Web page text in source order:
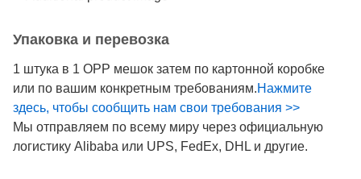
Упаковка и перевозка
1 штука в 1 OPP мешок затем по картонной коробке
или по вашим конкретным требованиям.Нажмите
здесь, чтобы сообщить нам свои требования >>
Мы отправляем по всему миру через официальную
логистику Alibaba или UPS, FedEx, DHL и другие.